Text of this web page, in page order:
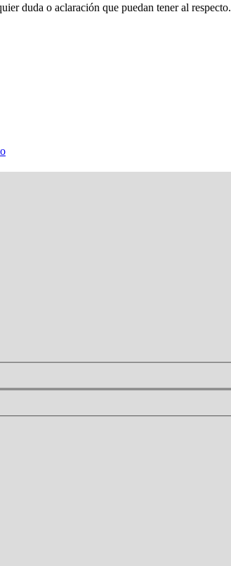
duda o aclaración que puedan tener al respecto.